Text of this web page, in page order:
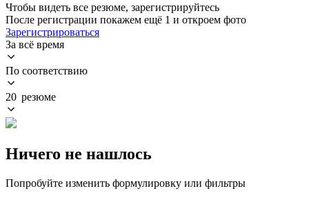
Чтобы видеть все резюме, зарегистрируйтесь
После регистрации покажем ещё 1 и откроем фото
Зарегистрироваться
За всё время
По соответствию
20 резюме
Ничего не нашлось
Попробуйте изменить формулировку или фильтры